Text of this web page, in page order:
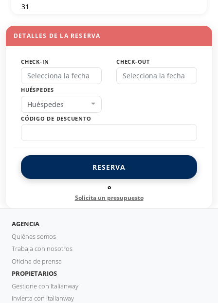
31
DETALLES DE LA RESERVA
CHECK-IN CHECK-OUT
HUÉSPEDES
Huéspedes
CÓDIGO DE DESCUENTO
RESERVA
o
Solicita un presupuesto
AGENCIA
Quiénes somos
Trabaja con nosotros
Oficina de prensa
PROPIETARIOS
Gestione con Italianway
Invierta con Italianway